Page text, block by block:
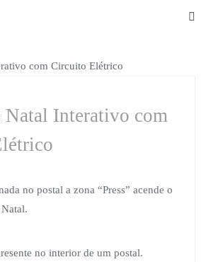
Natal Interativo com
no postal a zona “Press” acende o
no interior de um postal.